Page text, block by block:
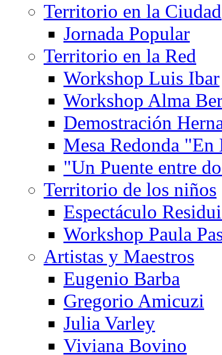
Territorio en la Ciudad
Jornada Popular
Territorio en la Red
Workshop Luis Ibar
Workshop Alma
Demostración
Mesa Redonda
"Un Puente entre
Territorio de los niños
Espectáculo
Workshop Paula
Artistas y Maestros
Eugenio Barba
Gregorio Amicuzi
Julia Varley
Viviana Bovino